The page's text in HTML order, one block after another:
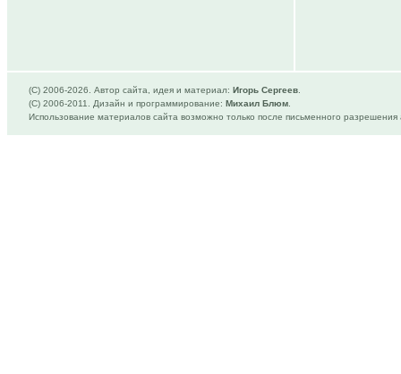
(C) 2006-2026. Автор сайта, идея и материал: Игорь Сергеев
(C) 2006-2011. Дизайн и программирование: Михаил Блюм
Использование материалов сайта возможно только после письменного разрешения